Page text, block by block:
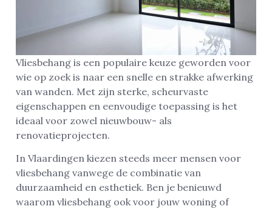
Vliesbehang is een populaire keuze geworden voor
wie op zoek is naar een snelle en strakke afwerking
van wanden. Met zijn sterke, scheurvaste
eigenschappen en eenvoudige toepassing is het
ideaal voor zowel nieuwbouw- als
renovatieprojecten.
In Vlaardingen kiezen steeds meer mensen voor
vliesbehang vanwege de combinatie van
duurzaamheid en esthetiek. Ben je benieuwd
waarom vliesbehang ook voor jouw woning of